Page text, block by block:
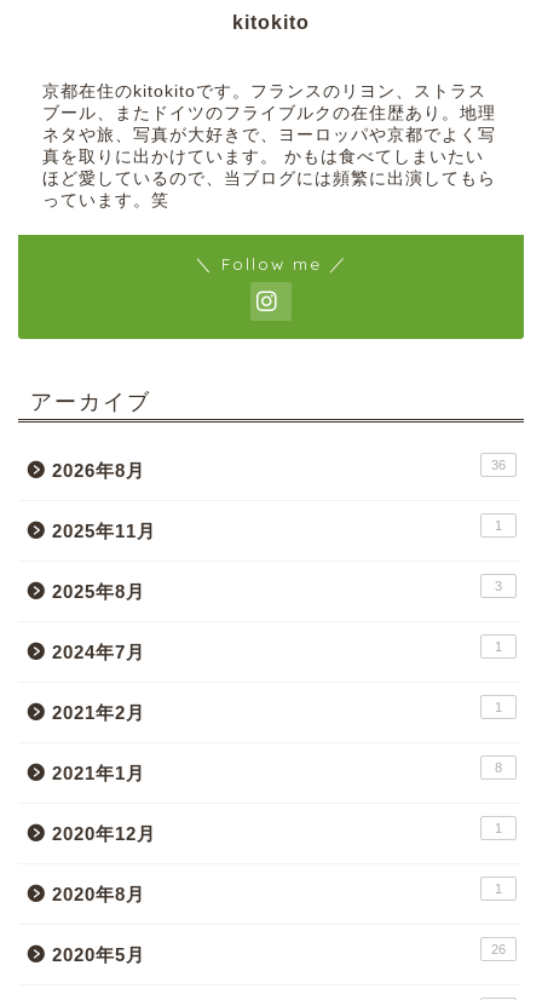
kitokito
京都在住のkitokitoです。フランスのリヨン、ストラス
ブール、またドイツのフライブルクの在住歴あり。地理
ネタや旅、写真が大好きで、ヨーロッパや京都でよく写
真を取りに出かけています。 かもは食べてしまいたい
ほど愛しているので、当ブログには頻繁に出演してもら
っています。笑
＼ Follow me ／
アーカイブ
2026年8月 36
2025年11月 1
2025年8月 3
2024年7月 1
2021年2月 1
2021年1月 8
2020年12月 1
2020年8月 1
2020年5月 26